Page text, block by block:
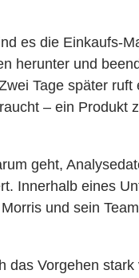
es die Einkaufs-
herunter und
Tage später
– ein Produkt
geht,
Innerhalb eines
und sein
Vorgehen